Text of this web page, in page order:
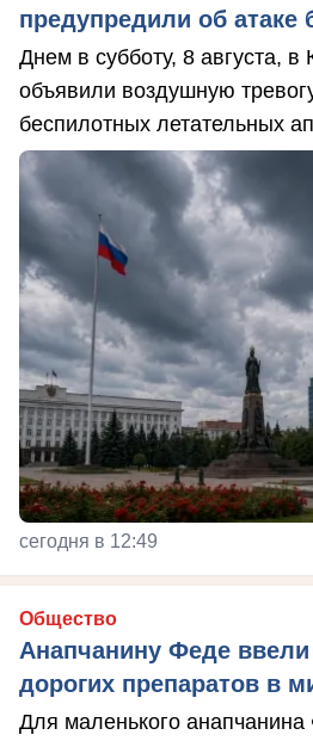
предупредили об атаке
Днем в субботу, 8 августа, в
объявили воздушную
беспилотных летательных
сегодня в 12:49
Общество
Анапчанину Феде
дорогих препаратов в
Для маленького